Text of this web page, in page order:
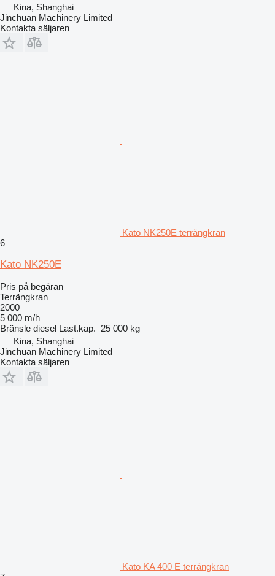
Kina, Shanghai
Jinchuan Machinery Limited
Kontakta säljaren
Kato NK250E terrängkran
6
Kato NK250E
Pris på begäran
Terrängkran
2000
5 000 m/h
Bränsle diesel Last.kap. 25 000 kg
Kina, Shanghai
Jinchuan Machinery Limited
Kontakta säljaren
Kato KA 400 E terrängkran